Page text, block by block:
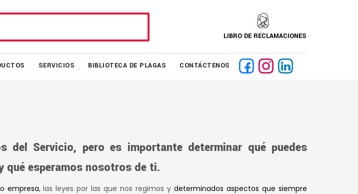
LIBRO DE RECLAMACIONES
SERVICIOS BIBLIOTECA DE PLAGAS CONTÁCTENOS
del Servicio, pero es importante determinar qué puedes
qué esperamos nosotros de ti.
empresa, las leyes por las que nos regimos ydeterminados aspectos que siempre